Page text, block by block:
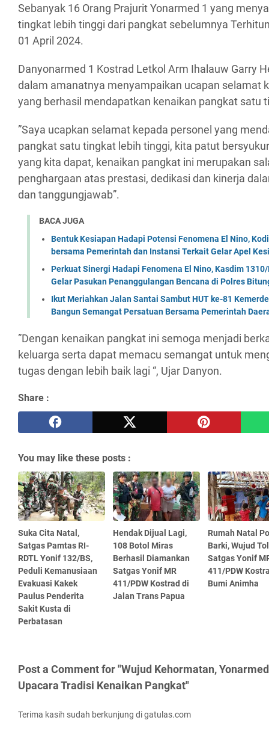
Sebanyak 16 Orang Prajurit Yonarmed 1 yang
tingkat lebih tinggi dari pangkat sebelumnya
01 April 2024.
Danyonarmed 1 Kostrad Letkol Arm Ihalauw Garry
dalam amanatnya menyampaikan ucapan selamat
yang berhasil mendapatkan kenaikan pangkat satu
”Saya ucapkan selamat kepada personel yang
pangkat satu tingkat lebih tinggi, kita patut
yang kita dapat, kenaikan pangkat ini merupakan
penghargaan atas prestasi, dedikasi dan kinerja
dan tanggungjawab”.
BACA JUGA
Bentuk Kesiapan Hadapi Potensi Fenomena El Nino,
bersama Pemerintah dan Instansi Terkait Gelar Apel
Perkuat Sinergi Hadapi Fenomena El Nino, Kasdim
Gelar Pasukan Penanggulangan Bencana di Polres
Ikut Meriahkan Jalan Santai Sambut HUT ke-81
Bangun Semangat Persatuan Bersama Pemerintah
”Dengan kenaikan pangkat ini semoga menjadi
keluarga serta dapat memacu semangat untuk
tugas dengan lebih baik lagi “, Ujar Danyon.
Share :
You may like these posts :
Suka Cita Natal,
Satgas Pamtas RI-
RDTL Yonif 132/BS,
Peduli Kemanusiaan
Evakuasi Kakek
Paulus Penderita
Sakit Kusta di
Perbatasan
Hendak Dijual Lagi,
108 Botol Miras
Berhasil Diamankan
Satgas Yonif MR
411/PDW Kostrad di
Jalan Trans Papua
Rumah Natal
Barki, Wujud
Satgas Yonif
411/PDW
Bumi Animha
Post a Comment for "Wujud Kehormatan,
Upacara Tradisi Kenaikan Pangkat"
Terima kasih sudah berkunjung di gatulas.com